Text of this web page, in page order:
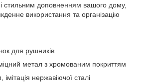
стильним доповненням вашого дому,
використання та організацію
для рушників
метал з хромованим покриттям
нержавіючої сталі